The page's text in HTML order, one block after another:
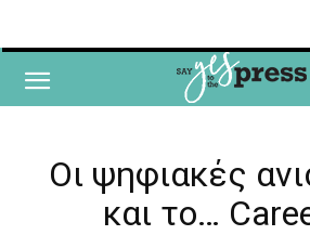
Οι ψηφιακές
και το…